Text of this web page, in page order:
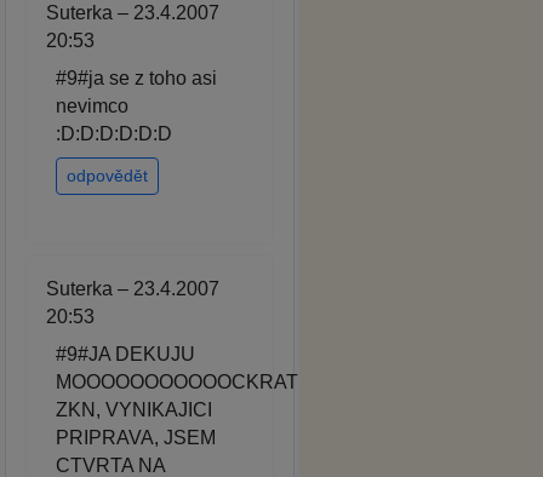
Suterka – 23.4.2007
20:53
#9#ja se z toho asi
nevimco
:D:D:D:D:D:D
odpovědět
Suterka – 23.4.2007
20:53
#9#JA DEKUJU
MOOOOOOOOOOOCKRAT
ZKN, VYNIKAJICI
PRIPRAVA, JSEM
CTVRTA NA